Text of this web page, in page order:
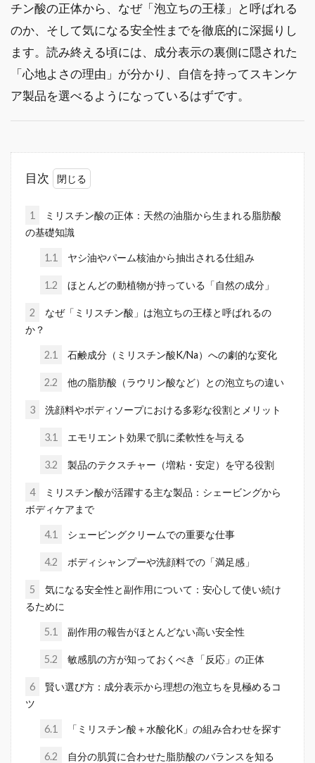
チン酸の正体から、なぜ「泡立ちの王様」と呼ばれる
のか、そして気になる安全性までを徹底的に深掘りし
ます。読み終える頃には、成分表示の裏側に隠された
「心地よさの理由」が分かり、自信を持ってスキンケ
ア製品を選べるようになっているはずです。
目次
1
ミリスチン酸の正体：天然の油脂から生まれる脂肪酸
の基礎知識
1.1 ヤシ油やパーム核油から抽出される仕組み
1.2 ほとんどの動植物が持っている「自然の成分」
2
なぜ「ミリスチン酸」は泡立ちの王様と呼ばれるの
か？
2.1 石鹸成分（ミリスチン酸K/Na）への劇的な変化
2.2 他の脂肪酸（ラウリン酸など）との泡立ちの違い
3 洗顔料やボディソープにおける多彩な役割とメリット
3.1 エモリエント効果で肌に柔軟性を与える
3.2 製品のテクスチャー（増粘・安定）を守る役割
4
ミリスチン酸が活躍する主な製品：シェービングから
ボディケアまで
4.1 シェービングクリームでの重要な仕事
4.2 ボディシャンプーや洗顔料での「満足感」
5
気になる安全性と副作用について：安心して使い続け
るために
5.1 副作用の報告がほとんどない高い安全性
5.2 敏感肌の方が知っておくべき「反応」の正体
6
賢い選び方：成分表示から理想の泡立ちを見極めるコ
ツ
6.1 「ミリスチン酸＋水酸化K」の組み合わせを探す
6.2 自分の肌質に合わせた脂肪酸のバランスを知る